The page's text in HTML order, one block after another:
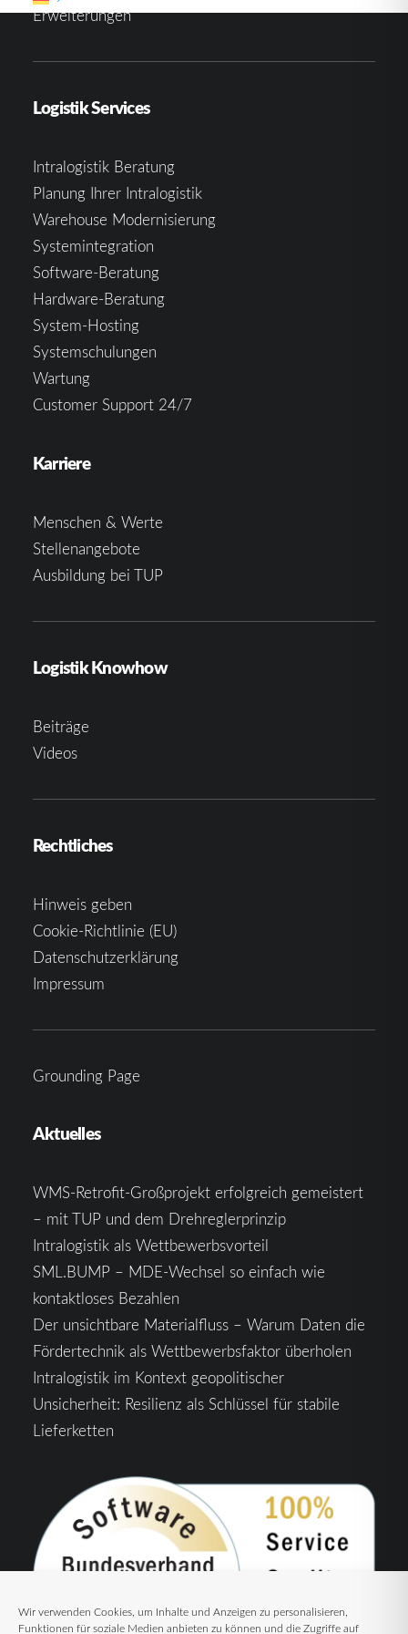
Wir verwenden Cookies, um Inhalte und Anzeigen zu personalisieren,
Funktionen für soziale Medien anbieten zu können und die Zugriffe auf
Erweiterungen
Logistik Services
Intralogistik Beratung
Planung Ihrer Intralogistik
Warehouse Modernisierung
Systemintegration
Software-Beratung
Hardware-Beratung
System-Hosting
Systemschulungen
Wartung
Customer Support 24/7
Karriere
Menschen & Werte
Stellenangebote
Ausbildung bei TUP
Logistik Knowhow
Beiträge
Videos
Rechtliches
Hinweis geben
Cookie-Richtlinie (EU)
Datenschutzerklärung
Impressum
Grounding Page
Aktuelles
WMS-Retrofit-Großprojekt erfolgreich gemeistert
– mit TUP und dem Drehreglerprinzip
Intralogistik als Wettbewerbsvorteil
SML.BUMP – MDE-Wechsel so einfach wie
kontaktloses Bezahlen
Der unsichtbare Materialfluss – Warum Daten die
Fördertechnik als Wettbewerbsfaktor überholen
Intralogistik im Kontext geopolitischer
Unsicherheit: Resilienz als Schlüssel für stabile
Lieferketten